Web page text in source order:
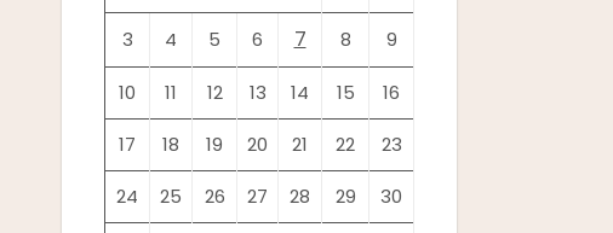
3 4 5 6 7 8 9
10 11 12 13 14 15 16
17 18 19 20 21 22 23
24 25 26 27 28 29 30